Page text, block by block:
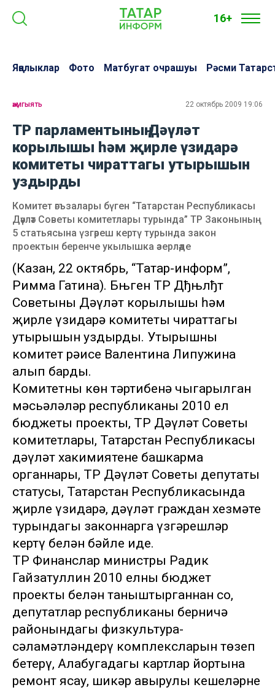
16+
Яңалыклар Фото Матбугат очрашуы Рәсми
җәмгыять 22 октябрь 2009 19:06
ТР парламентының Дәүләт
корылышы һәм җирле үзидарә
комитеты чираттагы утырышын
уздырды
Комитет әгъзалары бүген “Татарстан Республикасы
Дәүләт Советы комитетлары турында” ТР Законының
5 статьясына үзгәреш кертү турында закон
проектын беренче укылышка әзерләде
(Казан, 22 октябрь, “Татар-информ”,
Римма Гатина). Бњген ТР Дђњлђт
Советының Дәүләт корылышы һәм
җирле үзидарә комитеты чираттагы
утырышын уздырды. Утырышны
комитет рәисе Валентина Липужина
алып барды.
Комитетның көн тәртибенә чыгарылган
мәсьәләләр республиканың 2010 ел
бюджеты проекты, ТР Дәүләт Советы
комитетлары, Татарстан Республикасы
дәүләт хакимиятенең башкарма
органнары, ТР Дәүләт Советы депутаты
статусы, Татарстан Республикасында
җирле үзидарә, дәүләт граждан хезмәте
турындагы законнарга үзгәрешләр
кертү белән бәйле иде.
ТР Финанслар министры Радик
Гайзатуллин 2010 елның бюджет
проекты белән таныштырганнан соң,
депутатлар республиканың берничә
районындагы физкультура-
сәламәтләндерү комплексларын төзеп
бетерү, Алабугадагы картлар йортына
ремонт ясау, шикәр авырулы кешеләрне